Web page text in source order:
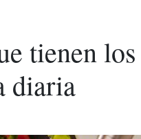
tienen los
diaria